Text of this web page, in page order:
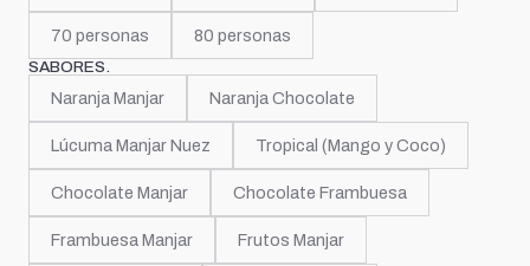
70 personas 80 personas
SABORES.
Naranja Manjar Naranja Chocolate
Lúcuma Manjar Nuez Tropical (Mango y Coco)
Chocolate Manjar Chocolate Frambuesa
Frambuesa Manjar Frutos Manjar